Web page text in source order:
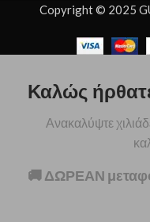
Copyright © 2025
Καλώς
Ανακαλύψτε
🚚 ΔΩΡΕΑΝ